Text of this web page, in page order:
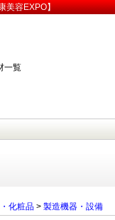
美容EXPO】
一覧
化粧品 > 製造機器・設備